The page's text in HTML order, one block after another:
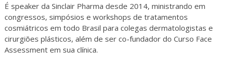
É speaker da Sinclair Pharma desde 2014, ministrando em
congressos, simpósios e workshops de tratamentos
cosmiátricos em todo Brasil para colegas dermatologistas e
cirurgiões plásticos, além de ser co-fundador do Curso Face
Assessment em sua clínica.